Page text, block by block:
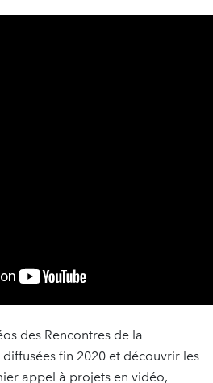
des Rencontres de la
fin 2020 et découvrir les
appel à projets en vidéo,